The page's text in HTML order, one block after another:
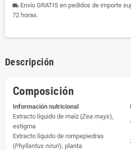
local_shipping Envío GRATIS en pedidos de importe
72 horas.
Descripción
Composición
Información nutricional
Extracto líquido de maíz (Zea mays),
estigma
Extracto líquido de rompepiedras
(Phyllantus niruri), planta